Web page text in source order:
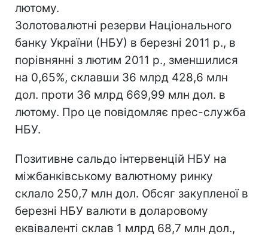
лютому.
Золотовалютні резерви Національного
банку України (НБУ) в березні 2011 р., в
порівнянні з лютим 2011 р., зменшилися
на 0,65%, склавши 36 млрд 428,6 млн
дол. проти 36 млрд 669,99 млн дол. в
лютому. Про це повідомляє прес-служба
НБУ.
Позитивне сальдо інтервенцій НБУ на
міжбанківському валютному ринку
склало 250,7 млн дол. Обсяг закупленої в
березні НБУ валюти в доларовому
еквіваленті склав 1 млрд 68,7 млн дол.,